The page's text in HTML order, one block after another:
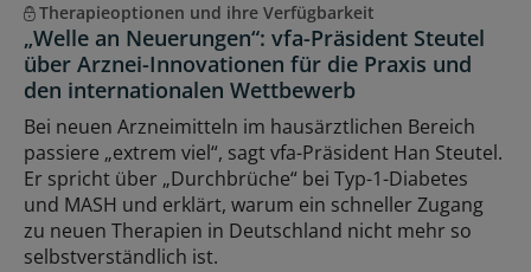
Therapieoptionen und ihre Verfügbarkeit
„Welle an Neuerungen“: vfa-Präsident Steutel
über Arznei-Innovationen für die Praxis und
den internationalen Wettbewerb
Bei neuen Arzneimitteln im hausärztlichen Bereich
passiere „extrem viel“, sagt vfa-Präsident Han Steutel.
Er spricht über „Durchbrüche“ bei Typ-1-Diabetes
und MASH und erklärt, warum ein schneller Zugang
zu neuen Therapien in Deutschland nicht mehr so
selbstverständlich ist.